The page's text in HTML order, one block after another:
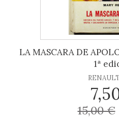
LA MASCARA DE
1ª
15,00 €